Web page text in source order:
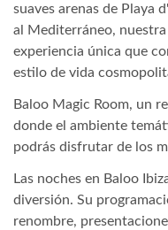
suaves arenas de Playa
al Mediterráneo,
experiencia única que
estilo de vida
Baloo Magic Room, un
donde el ambiente
podrás disfrutar de los
Las noches en Baloo
diversión. Su
renombre,